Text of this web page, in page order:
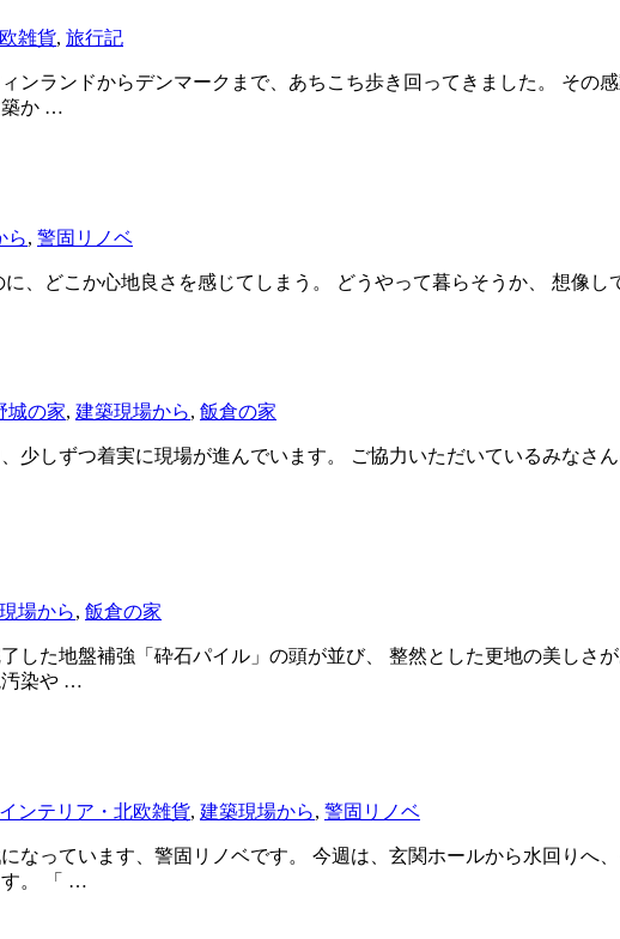
雑貨, 旅行記
ンランドからデンマークまで、あちこち歩き回ってきました。 その
築か …
ら, 警固リノベ
、どこか心地良さを感じてしまう。 どうやって暮らそうか、 想像
城の家, 建築現場から, 飯倉の家
少しずつ着実に現場が進んでいます。 ご協力いただいているみなさ
場から, 飯倉の家
した地盤補強「砕石パイル」の頭が並び、 整然とした更地の美しさ
汚染や …
ンテリア・北欧雑貨, 建築現場から, 警固リノベ
なっています、警固リノベです。 今週は、玄関ホールから水回りへ
す。 「 …